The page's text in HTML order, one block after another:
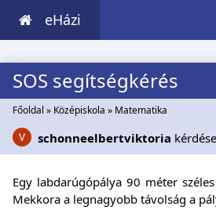
eHázi
SOS segítségkérés
Főoldal » Középiskola » Matematika
schonneelbertviktoria kérdése
Egy labdarúgópálya 90 méter
Mekkora a legnagyobb távolság a